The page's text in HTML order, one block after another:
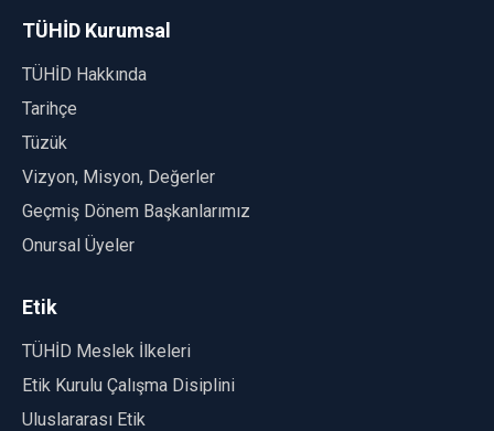
TÜHİD Kurumsal
TÜHİD Hakkında
Tarihçe
Tüzük
Vizyon, Misyon, Değerler
Geçmiş Dönem Başkanlarımız
Onursal Üyeler
Etik
TÜHİD Meslek İlkeleri
Etik Kurulu Çalışma Disiplini
Uluslararası Etik